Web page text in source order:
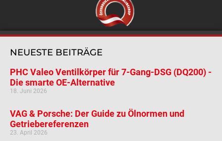
NEUESTE BEITRÄGE
PHC Valeo Ventilkörper für 7-Gang-DSG (DQ200) -
Die smarte OE-Alternative
18. Juni 2026
VAG & Porsche: Der Guide zu Ölnormen und
Getriebereferenzen
23. April 2026